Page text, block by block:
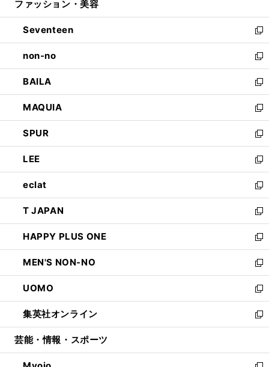
開
く
ウ
で
開
く
ン
ド
ウ
で
開
く
ファッション・美容
Seventeen
新
し
い
ウ
ィ
ン
ド
ウ
で
開
く
non-no
新
し
い
ウ
ィ
ン
ド
ウ
で
開
く
BAILA
新
し
い
ウ
ィ
ン
ド
ウ
で
開
く
MAQUIA
新
し
い
ウ
ィ
ン
ド
ウ
で
開
く
SPUR
新
し
い
ウ
ィ
ン
ド
ウ
で
開
く
LEE
新
し
い
ウ
ィ
ン
ド
ウ
で
開
く
eclat
新
し
い
ウ
ィ
ン
ド
ウ
で
開
く
T JAPAN
新
し
い
ウ
ィ
ン
ド
ウ
で
開
HAPPY PLUS ONE
新
し
い
ウ
ィ
ン
ド
ウ
開
MEN'S NON-NO
新
し
い
ウ
ィ
ン
ウ
UOMO
新
し
い
ウ
ン
集英社オンライン
新
し
ウ
芸能・情報・スポーツ